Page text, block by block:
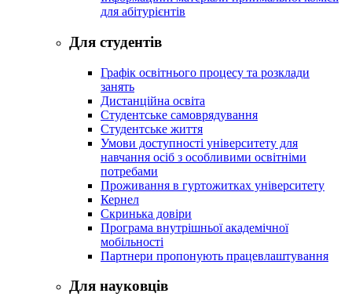
для абітурієнтів
Для студентів
Графік освітнього процесу та розклади
занять
Дистанційна освіта
Студентське самоврядування
Студентське життя
Умови доступності університету для
навчання осіб з особливими освітніми
потребами
Проживання в гуртожитках університету
Кернел
Скринька довіри
Програма внутрішньої академічної
мобільності
Партнери пропонують працевлаштування
Для науковців